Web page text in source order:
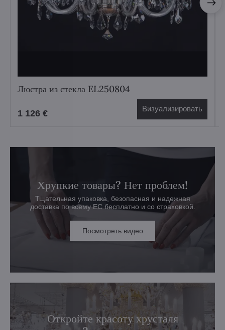
Люстра из стекла EL250804
1 126 € Визуализировать
Хрупкие товары? Нет проблем!
Тщательная упаковка, безопасная и надежная
доставка по всему ЕС бесплатно и со страховкой.
Посмотреть видео
Откройте красоту хрусталя